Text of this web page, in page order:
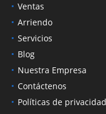
Ventas
Arriendo
Servicios
Blog
Nuestra Empresa
Contáctenos
Políticas de privacidad